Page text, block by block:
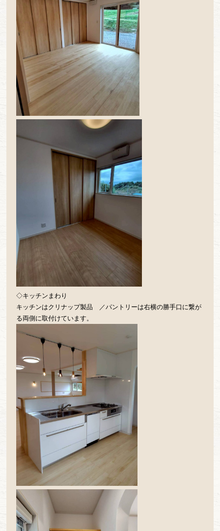
◇キッチンまわり
キッチンはクリナップ製品 ／パントリーは右横の勝手口に繋が
る両側に取付けています。